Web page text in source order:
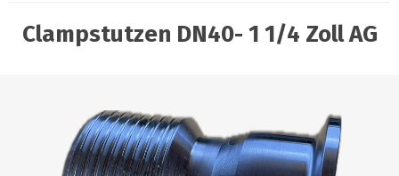
Clampstutzen DN40- 1 1/4 Zoll AG